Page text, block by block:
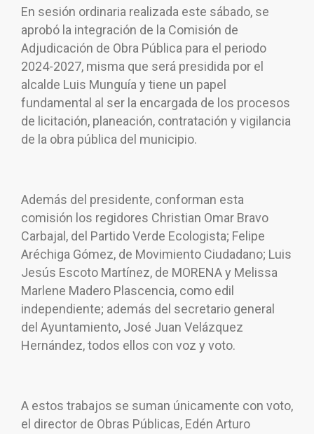
En sesión ordinaria realizada este sábado, se
aprobó la integración de la Comisión de
Adjudicación de Obra Pública para el periodo
2024-2027, misma que será presidida por el
alcalde Luis Munguía y tiene un papel
fundamental al ser la encargada de los procesos
de licitación, planeación, contratación y vigilancia
de la obra pública del municipio.
Además del presidente, conforman esta
comisión los regidores Christian Omar Bravo
Carbajal, del Partido Verde Ecologista; Felipe
Aréchiga Gómez, de Movimiento Ciudadano; Luis
Jesús Escoto Martínez, de MORENA y Melissa
Marlene Madero Plascencia, como edil
independiente; además del secretario general
del Ayuntamiento, José Juan Velázquez
Hernández, todos ellos con voz y voto.
A estos trabajos se suman únicamente con voto,
el director de Obras Públicas, Edén Arturo